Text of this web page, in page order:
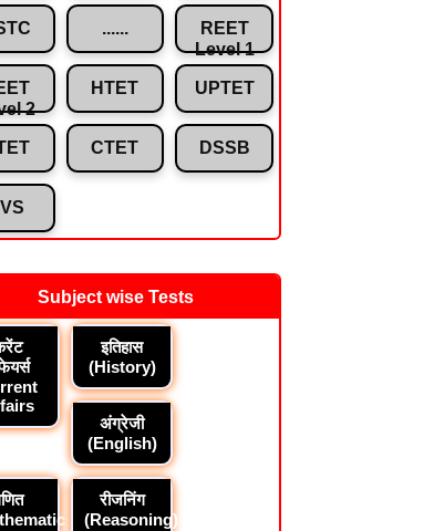
......
REET
Level 1
2
HTET UPTET
CTET DSSB
Subject wise Tests
इतिहास
(History)
अंग्रेजी
(English)
रीजनिंग
(Reasoning)